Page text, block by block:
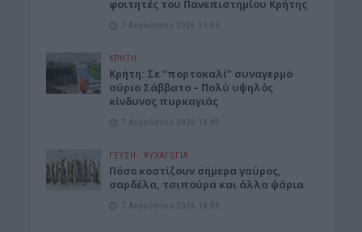
φοιτητές του Πανεπιστημίου Κρήτης
7 Αυγούστου 2026 21:03
ΚΡΗΤΗ
Κρήτη: Σε “πορτοκαλί” συναγερμό
αύριο Σάββατο – Πολύ υψηλός
κίνδυνος πυρκαγιάς
7 Αυγούστου 2026 18:05
ΓΕΎΣΗ - ΨΥΧΑΓΩΓΊΑ
Πόσο κοστίζουν σήμερα γαύρος,
σαρδέλα, τσιπούρα και άλλα ψάρια
7 Αυγούστου 2026 18:00